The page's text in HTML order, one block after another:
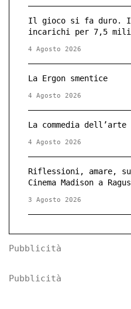
Il gioco si fa duro. Il
incarichi per 7,5
4 Agosto 2026
La Ergon smentice
4 Agosto 2026
La commedia
4 Agosto 2026
Riflessioni, amare,
Cinema Madison a
3 Agosto 2026
Pubblicità
Pubblicità